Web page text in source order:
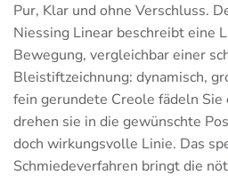
Pur, Klar und ohne Verschluss.
Niessing Linear beschreibt eine
Bewegung, vergleichbar einer
Bleistiftzeichnung: dynamisch,
fein gerundete Creole fädeln Sie
drehen sie in die gewünschte
doch wirkungsvolle Linie. Das
Schmiedeverfahren bringt die